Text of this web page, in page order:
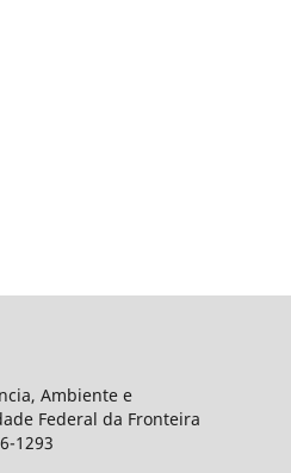
Ambiente e
Federal da Fronteira
1293